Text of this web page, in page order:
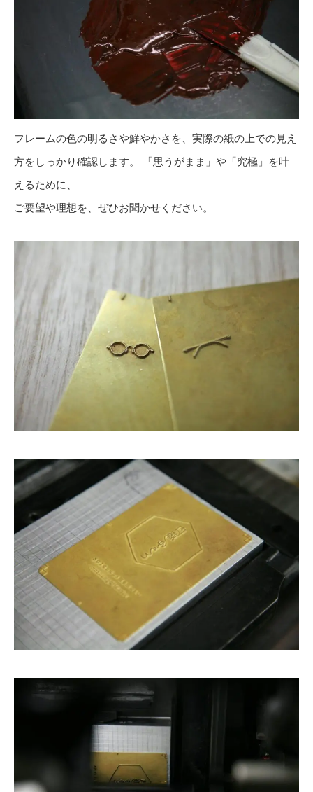
フレームの色の明るさや鮮やかさを、実際の紙の上での見え
方をしっかり確認します。 「思うがまま」や「究極」を叶
えるために、
ご要望や理想を、ぜひお聞かせください。